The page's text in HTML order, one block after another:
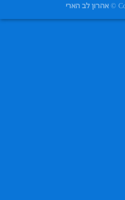
אהרון לב הארי